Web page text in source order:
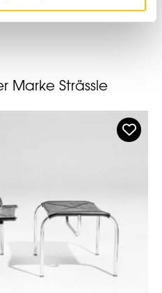
Marke Strässle